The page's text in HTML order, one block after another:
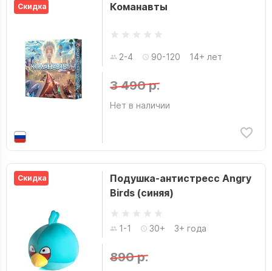
Скидка Команавты
2-4 90-120 14+ лет
3 490 р.
Нет в наличии
Скидка
Подушка-антистресс Angry
Birds (синяя)
1-1 30+ 3+ года
890 р.